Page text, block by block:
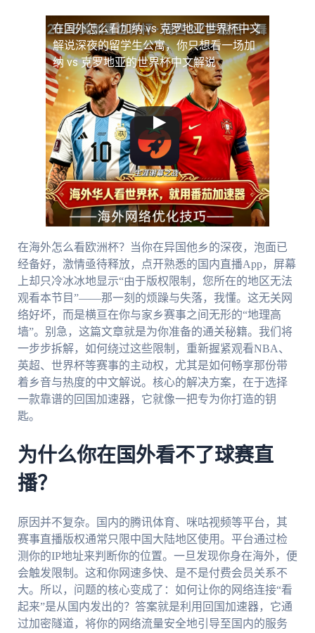
在国外怎么看加纳 vs 克罗地亚世界杯中文
解说深夜的留学生公寓，你只想看一场加
纳 vs 克罗地亚的世界杯中文解说
在海外怎么看欧洲杯？当你在异国他乡的深夜，泡面已
经备好，激情亟待释放，点开熟悉的国内直播App，屏幕
上却只冷冰冰地显示“由于版权限制，您所在的地区无法
观看本节目”——那一刻的烦躁与失落，我懂。这无关网
络好坏，而是横亘在你与家乡赛事之间无形的“地理高
墙”。别急，这篇文章就是为你准备的通关秘籍。我们将
一步步拆解，如何绕过这些限制，重新握紧观看NBA、
英超、世界杯等赛事的主动权，尤其是如何畅享那份带
着乡音与热度的中文解说。核心的解决方案，在于选择
一款靠谱的回国加速器，它就像一把专为你打造的钥
匙。
为什么你在国外看不了球赛直
播？
原因并不复杂。国内的腾讯体育、咪咕视频等平台，其
赛事直播版权通常只限中国大陆地区使用。平台通过检
测你的IP地址来判断你的位置。一旦发现你身在海外，便
会触发限制。这和你网速多快、是不是付费会员关系不
大。所以，问题的核心变成了：如何让你的网络连接“看
起来”是从国内发出的？答案就是利用回国加速器，它通
过加密隧道，将你的网络流量安全地引导至国内的服务